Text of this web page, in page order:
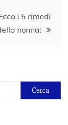
i 5 rimedi
nonna: